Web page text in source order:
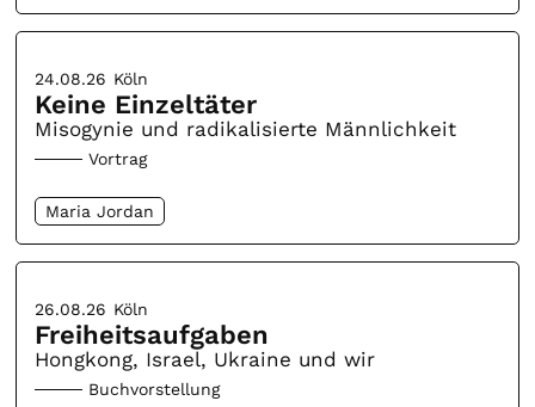
24.08.26 Köln
Keine Einzeltäter
Misogynie und radikalisierte Männlichkeit
Vortrag
Maria Jordan
26.08.26 Köln
Freiheitsaufgaben
Hongkong, Israel, Ukraine und wir
Buchvorstellung